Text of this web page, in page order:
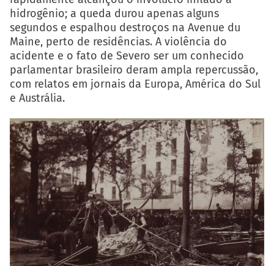
hidrogênio; a queda durou apenas alguns
segundos e espalhou destroços na Avenue du
Maine, perto de residências. A violência do
acidente e o fato de Severo ser um conhecido
parlamentar brasileiro deram ampla repercussão,
com relatos em jornais da Europa, América do Sul
e Austrália.